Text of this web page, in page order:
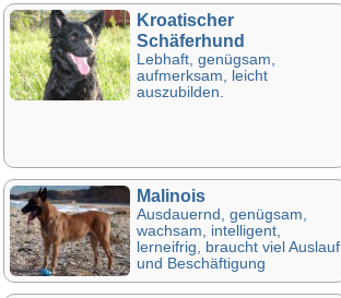
Kroatischer
Schäferhund
Lebhaft, genügsam,
aufmerksam, leicht
auszubilden.
Malinois
Ausdauernd, genügsam,
wachsam, intelligent,
lerneifrig, braucht viel Auslauf
und Beschäftigung